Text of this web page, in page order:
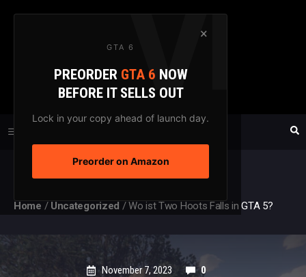
×
GTA 6
PREORDER GTA 6 NOW
BEFORE IT SELLS OUT
Lock in your copy ahead of launch day.
Preorder on Amazon
Zum
GTAXTREME
FANSEITE SEIT 2003
Home / Uncategorized /Wo ist Two Hoots Falls in GTA 5?
November 7, 2023 0